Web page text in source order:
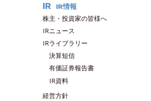
IR IR情報
株主・投資家の皆様へ
IRニュース
IRライブラリー
決算短信
有価証券報告書
IR資料
経営方針